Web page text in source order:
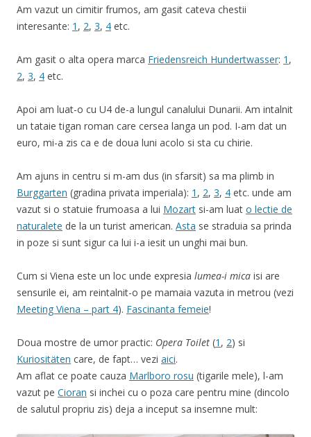
Am vazut un cimitir frumos, am gasit cateva chestii
interesante: 1 , 2, 3, 4 etc.
Am gasit o alta opera marca Friedensreich Hundertwasser: 1 ,
2, 3, 4 etc.
Apoi am luat-o cu U4 de-a lungul canalului Dunarii. Am intalnit
un tataie tigan roman care cersea langa un pod. I-am dat un
euro, mi-a zis ca e de doua luni acolo si sta cu chirie.
Am ajuns in centru si m-am dus (in sfarsit) sa ma plimb in
Burggarten (gradina privata imperiala): 1 , 2, 3, 4 etc. unde am
vazut si o statuie frumoasa a lui Mozart si-am luat o lectie de
naturalete de la un turist american. Asta se straduia sa prinda
in poze si sunt sigur ca lui i-a iesit un unghi mai bun.
Cum si Viena este un loc unde expresia lumea-i mica isi are
sensurile ei, am reintalnit-o pe mamaia vazuta in metrou (vezi
Meeting Viena – part 4). Fascinanta femeie!
Doua mostre de umor practic: Opera Toilet (1 , 2) si
Kuriositäten care, de fapt… vezi aici.
Am aflat ce poate cauza Marlboro rosu (tigarile mele), l-am
vazut pe Cioran si inchei cu o poza care pentru mine (dincolo
de salutul propriu zis) deja a inceput sa insemne mult: